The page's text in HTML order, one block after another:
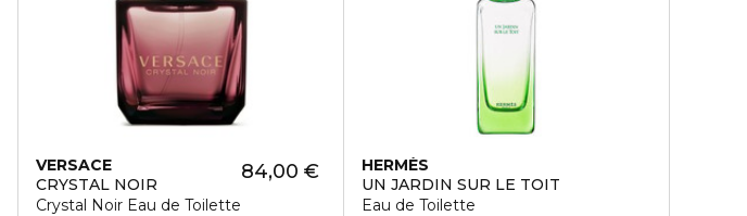
VERSACE
CRYSTAL NOIR
Crystal Noir Eau de Toilette
84,00 €
HERMÈS
UN JARDIN SUR LE TOIT
Eau de Toilette